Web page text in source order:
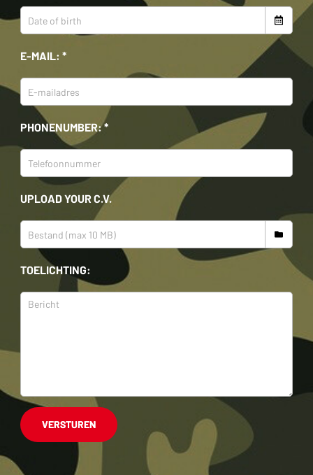
E-MAIL: *
PHONENUMBER: *
UPLOAD YOUR C.V.
TOELICHTING:
VERSTUREN